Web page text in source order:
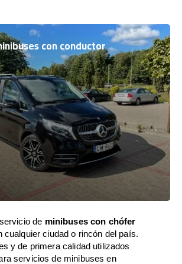
con conductor
de minibuses con chófer
cualquier ciudad o rincón del país.
y de primera calidad utilizados
servicios de minibuses en